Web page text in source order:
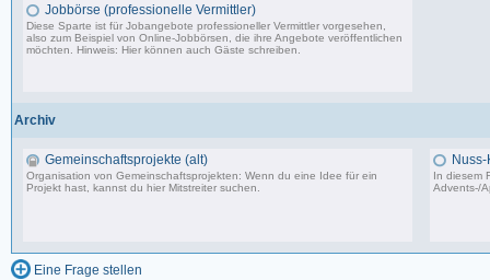
Jobbörse (professionelle Vermittler)
Diese Sparte ist für Jobangebote professioneller Vermittler vorgesehen,
also zum Beispiel von Online-Jobbörsen, die ihre Angebote veröffentlichen
möchten. Hinweis: Hier können auch Gäste schreiben.
Archiv
Gemeinschaftsprojekte (alt)
Organisation von Gemeinschaftsprojekten: Wenn du eine Idee für ein
Projekt hast, kannst du hier Mitstreiter suchen.
Nuss-
In diesem
Advents-/
Eine Frage stellen